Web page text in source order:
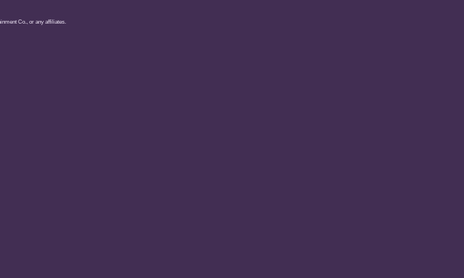
Co., or any affiliates.